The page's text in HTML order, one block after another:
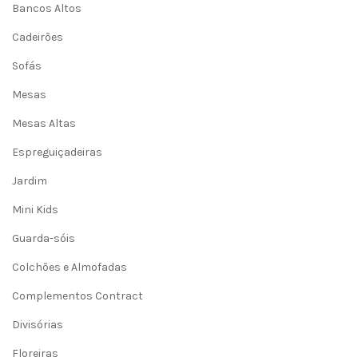
Bancos Altos
Cadeirões
Sofás
Mesas
Mesas Altas
Espreguiçadeiras
Jardim
Mini Kids
Guarda-sóis
Colchões e Almofadas
Complementos Contract
Divisórias
Floreiras